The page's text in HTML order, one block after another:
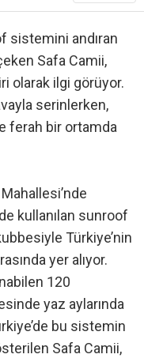
sistemini andıran
Safa Camii,
olarak ilgi görüyor.
serinlerken,
ferah bir ortamda
kullanılan sunroof
Türkiye’nin
yer alıyor.
120
yaz aylarında
bu sistemin
Safa Camii,